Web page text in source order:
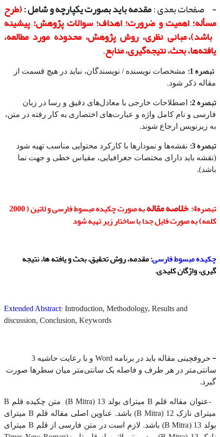
- صفحات بعدی :مقدمه باید بصورت یکپارچه و شامل :(طرح
مسأله؛ اهمیت و ضرورت؛ اهداف؛ سوالات پژوهش؛ پیشینه
باشد)، مبانی نظری، روش پژوهش، محدوده مورد مطالعه،
یافته‌ها، بحث، نتیجه‌گیری، منابع.
تبصره 1 : مشخصات نویسنده / نویسندگان، نباید در هیچ قسمت از
مقاله ذکر شود.
تبصره 2:
اصطلاحات خارجی با معادل‌های دقیق و رسا در زبان
فارسی و نام کامل واژه و عبارت‌های اختصاری به کار رفته در متن،
به زیرنویس ارجاع شوند.
تبصره 3:
نقشه‌ها و نمودارها با کارکرد محتوایی مناسب تهیه شود
(نقشه باید دارای مختصات جغرافیایی، مقیاس خطی و جهت نما
باشد).
تبصره4: خلاصه مقاله
به صورت چکیده مبسوط فارسی و لاتین ( 2000
کلمه) به صورت فایل جدا با ساختار زیر تهیه شود
چکیده مبسوط فارسی:مقدمه، روش تحقیق، بحث و یافته ها، نتیجه
گیری، واژگان کلیدی.
Extended Abstract: Introduction, Methodology, Results and
discussion, Conclusion, Keywords
-
حروفچینی مقاله باید در برنامه Word و با رعایت حاشیه 3
سانتی‌متر در هر طرف و فاصله یک سانتی‌متر میان سطرها صورت
گیرد.
-عنوان مقاله قلم B میترای بولد 13 (B Mitra) متن چکیده قلم B
میترای نازک 12 (B Mitra) باشد. عناوین اصلی مقاله قلم B میترای
بولد 13 (B Mitra) باشد. لازم است در متن فارسی از قلم B میترای